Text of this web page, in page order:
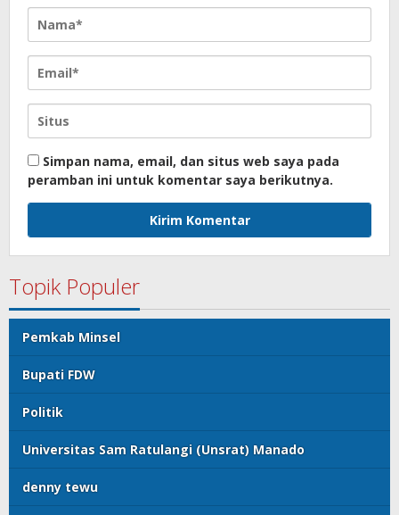
Simpan nama, email, dan situs web saya pada
peramban ini untuk komentar saya berikutnya.
Topik Populer
Pemkab Minsel
Bupati FDW
Politik
Universitas Sam Ratulangi (Unsrat) Manado
denny tewu